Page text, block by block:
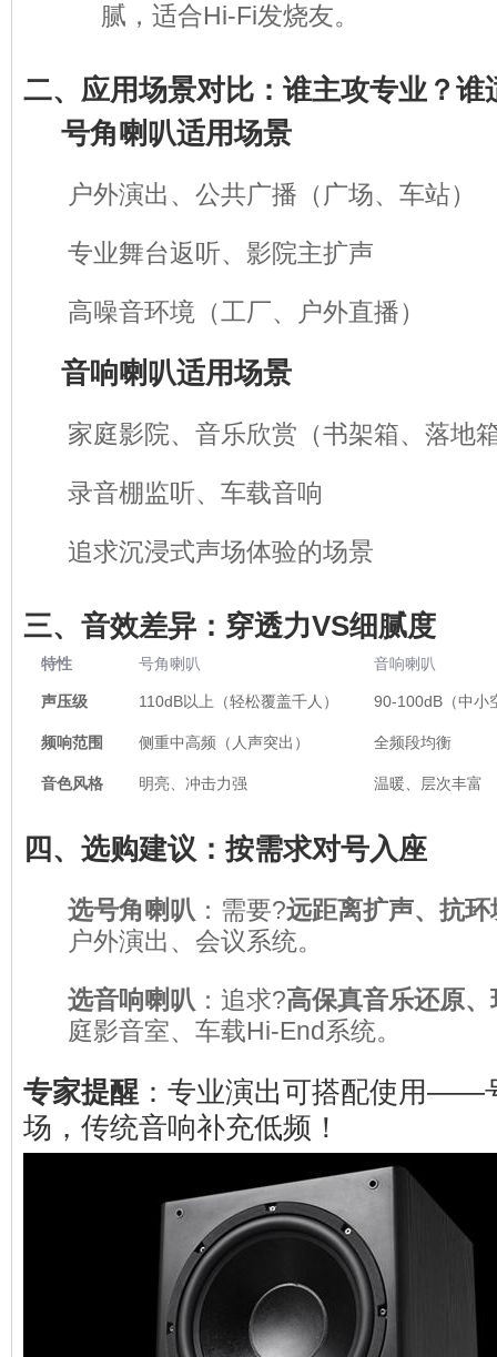
腻，适合Hi-Fi发烧友。
二、应用场景对比：谁主攻专业？谁
号角喇叭适用场景
户外演出、公共广播（广场、车站）
专业舞台返听、影院主扩声
高噪音环境（工厂、户外直播）
音响喇叭适用场景
家庭影院、音乐欣赏（书架箱、落地
录音棚监听、车载音响
追求沉浸式声场体验的场景
三、音效差异：穿透力VS细腻度
特性 号角喇叭 音响喇叭
声压级 110dB以上（轻松覆盖千人） 90-100dB（中小
频响范围 侧重中高频（人声突出） 全频段均衡
音色风格 明亮、冲击力强 温暖、层次丰富
四、选购建议：按需求对号入座
选号角喇叭 ：需要?远距离扩声、抗环
户外演出、会议系统。
选音响喇叭 ：追求?高保真音乐还原
庭影音室、车载Hi-End系统。
专家提醒 ：专业演出可搭配使用——
场，传统音响补充低频！